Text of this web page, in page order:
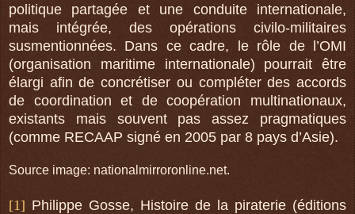
politique partagée et une conduite internationale,
mais intégrée, des opérations civilo-militaires
susmentionnées. Dans ce cadre, le rôle de l’OMI
(organisation maritime internationale) pourrait être
élargi afin de concrétiser ou compléter des accords
de coordination et de coopération multinationaux,
existants mais souvent pas assez pragmatiques
(comme RECAAP signé en 2005 par 8 pays d’Asie).
Source image: nationalmirroronline.net.
[1] Philippe Gosse, Histoire de la piraterie (éditions